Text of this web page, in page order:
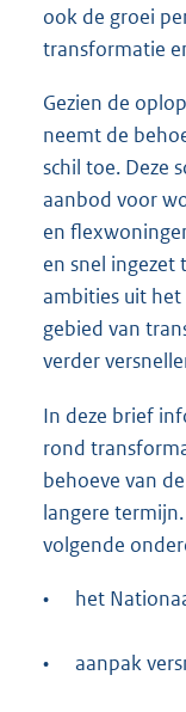
ook de groei
transformatie
Gezien de
neemt de
schil toe. Deze
aanbod voor
en
en snel ingezet
ambities uit
gebied van
verder
In deze brief
rond
behoeve van
langere
volgende
• het
• aanpak